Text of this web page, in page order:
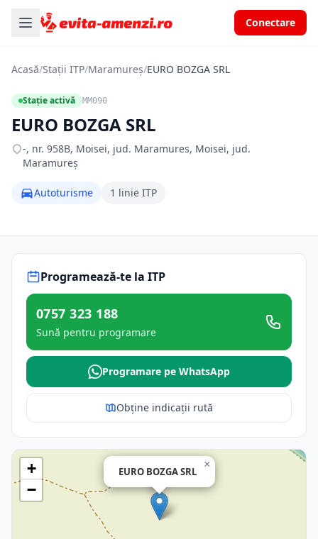
Conectare
Acasă/Stații ITP/Maramureș/EURO BOZGA SRL
Stație activă MM090
EURO BOZGA SRL
-, nr. 958B, Moisei, jud. Maramures, Moisei, jud.
Maramureș
Autoturisme 1 linie ITP
Programează-te la ITP
0757 323 188
Sună pentru programare
Programare pe WhatsApp
Obține indicații rută
EURO BOZGA SRL
×
+
−